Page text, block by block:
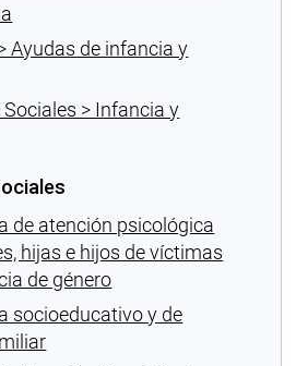
Ayudas de infancia y
> Infancia y
de atención psicológica
hijas e hijos de víctimas
de género
socioeducativo y de